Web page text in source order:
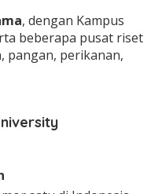
, dengan Kampus
beberapa pusat riset
pangan, perikanan,